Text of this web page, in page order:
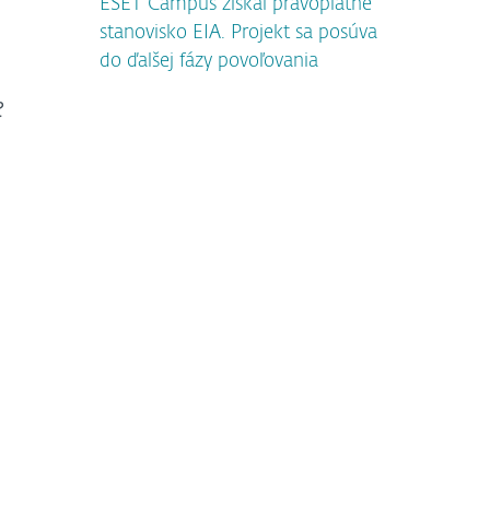
ESET Campus získal právoplatné
stanovisko EIA. Projekt sa posúva
do ďalšej fázy povoľovania